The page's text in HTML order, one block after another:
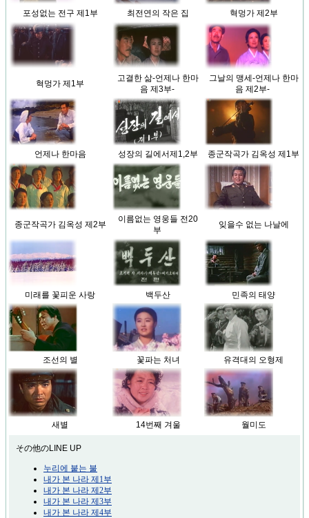
포성없는 전구 제1부 최전연의 작은 집 혁멍가 제2부
혁멍가 제1부
고결한 삶-언제나 한마
음 제3부-
그날의 맹세-언제나 한마
음 제2부-
언제나 한마음 성장의 길에서제1,2부 종군작곡가 김옥성 제1부
종군작곡가 김옥성 제2부
이름없는 영웅들 전20
부
잊을수 없는 나날에
미래를 꽃피운 사랑 백두산 민족의 태양
조선의 별 꽃파는 처녀 유격대의 오형제
새별 14번째 겨울 월미도
その他のLINE UP
누리에 붙는 불
내가 본 나라 제1부
내가 본 나라 제2부
내가 본 나라 제3부
내가 본 나라 제4부